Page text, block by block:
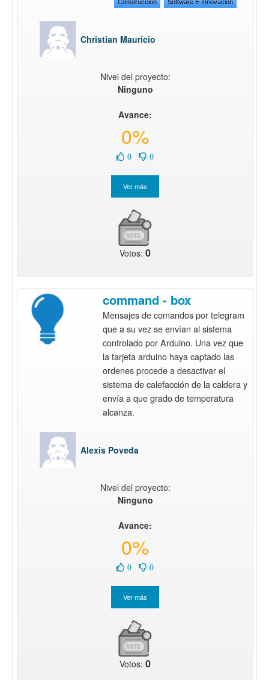
Construcción Software E Innovación
Christian Mauricio
Nivel del proyecto:
Ninguno
Avance:
0%
0 0
Votos: 0
command - box
Mensajes de comandos por telegram
que a su vez se envían al sistema
controlado por Arduino. Una vez que
la tarjeta arduino haya captado las
ordenes procede a desactivar el
sistema de calefacción de la caldera y
envía a que grado de temperatura
alcanza.
Alexis Poveda
Nivel del proyecto:
Ninguno
Avance:
0%
0 0
Votos: 0